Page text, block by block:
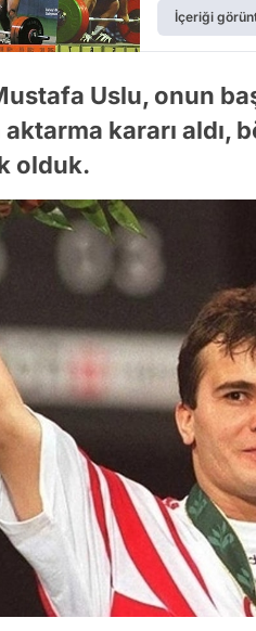
İçeriği
Uslu, onun
kararı aldı,
olduk.